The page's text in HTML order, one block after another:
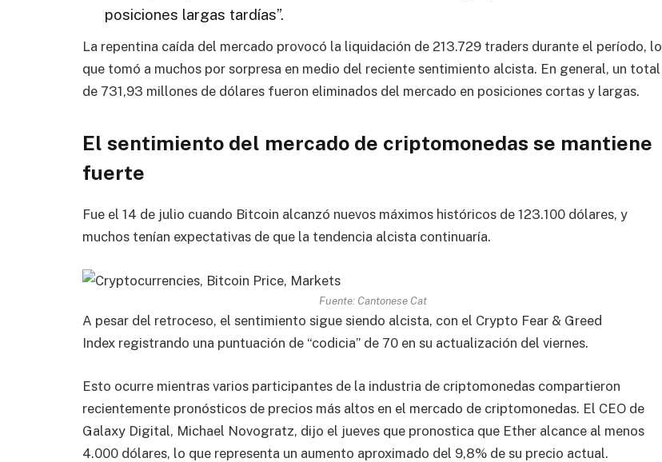
posiciones largas tardías”.
La repentina caída del mercado provocó la liquidación de 213.729 traders durante el período, lo
que tomó a muchos por sorpresa en medio del reciente sentimiento alcista. En general, un total
de 731,93 millones de dólares fueron eliminados del mercado en posiciones cortas y largas.
El sentimiento del mercado de criptomonedas se mantiene
fuerte
Fue el 14 de julio cuando Bitcoin alcanzó nuevos máximos históricos de 123.100 dólares, y
muchos tenían expectativas de que la tendencia alcista continuaría.
Fuente: Cantonese Cat
A pesar del retroceso, el sentimiento sigue siendo alcista, con el Crypto Fear & Greed
Index registrando una puntuación de “codicia” de 70 en su actualización del viernes.
Esto ocurre mientras varios participantes de la industria de criptomonedas compartieron
recientemente pronósticos de precios más altos en el mercado de criptomonedas. El CEO de
Galaxy Digital, Michael Novogratz, dijo el jueves que pronostica que Ether alcance al menos
4.000 dólares, lo que representa un aumento aproximado del 9,8% de su precio actual.